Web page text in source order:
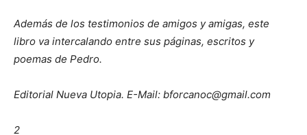
Además de los testimonios de amigos y amigas, este
libro va intercalando entre sus páginas, escritos y
poemas de Pedro.
Editorial Nueva Utopia. E-Mail: bforcanoc@gmail.com
2